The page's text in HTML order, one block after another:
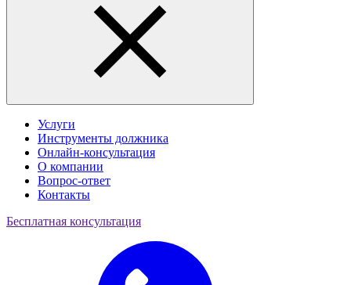
Услуги
Инструменты должника
Онлайн-консультация
О компании
Вопрос-ответ
Контакты
Бесплатная консультация